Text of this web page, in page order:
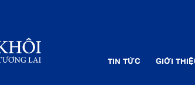
TIN TỨC GIỚI